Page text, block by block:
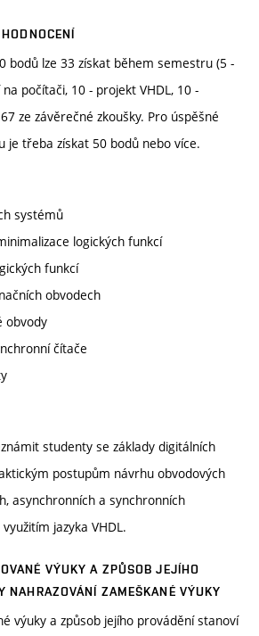
bodů lze 33 získat během semestru (5 -
počítači, 10 - projekt VHDL, 10 -
ze závěrečné zkoušky. Pro úspěšné
je třeba získat 50 bodů nebo více.
systémů
logických funkcí
funkcí
obvodech
obvody
čítače
studenty se základy digitálních
postupům návrhu obvodových
asynchronních a synchronních
jazyka VHDL.
VÝUKY A ZPŮSOB JEJÍHO
NAHRAZOVÁNÍ ZAMEŠKANÉ VÝUKY
výuky a způsob jejího provádění stanoví